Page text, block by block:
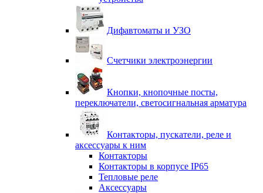
Дифавтоматы и УЗО
Счетчики электроэнергии
Кнопки, кнопочные посты,
переключатели, светосигнальная арматура
Контакторы, пускатели, реле и
аксессуары к ним
Контакторы
Контакторы в корпусе IP65
Тепловые реле
Аксессуары